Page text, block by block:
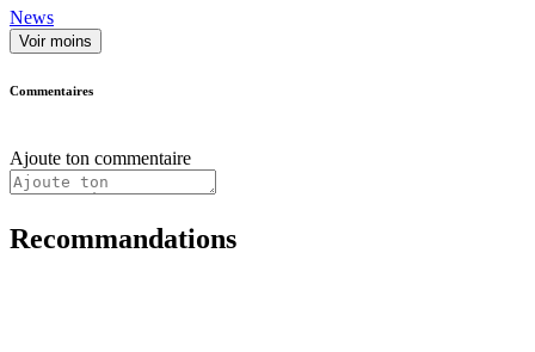
News
Voir moins
Commentaires
Ajoute ton commentaire
Recommandations